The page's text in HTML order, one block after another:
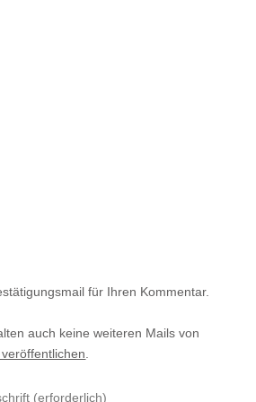
für Ihren Kommentar.
auch keine weiteren Mails von